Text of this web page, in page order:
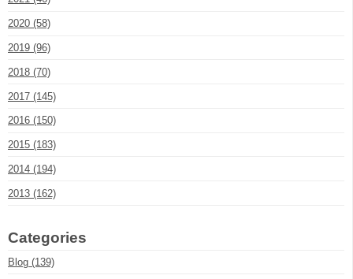
2020 (58)
2019 (96)
2018 (70)
2017 (145)
2016 (150)
2015 (183)
2014 (194)
2013 (162)
Categories
Blog (139)